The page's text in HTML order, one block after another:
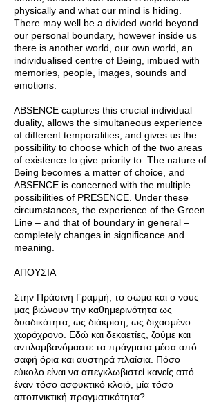
physically and what our mind is hiding.
There may well be a divided world beyond
our personal boundary, however inside us
there is another world, our own world, an
individualised centre of Being, imbued with
memories, people, images, sounds and
emotions.
ABSENCE captures this crucial individual
duality, allows the simultaneous experience
of different temporalities, and gives us the
possibility to choose which of the two areas
of existence to give priority to. The nature of
Being becomes a matter of choice, and
ABSENCE is concerned with the multiple
possibilities of PRESENCE. Under these
circumstances, the experience of the Green
Line – and that of boundary in general –
completely changes in significance and
meaning.
ΑΠΟΥΣΙΑ
Στην Πράσινη Γραμμή, το σώμα και ο νους
μας βιώνουν την καθημερινότητα ως
δυαδικότητα, ως διάκριση, ως διχασμένο
χωρόχρονο. Εδώ και δεκαετίες, ζούμε και
αντιλαμβανόμαστε τα πράγματα μέσα από
σαφή όρια και αυστηρά πλαίσια. Πόσο
εύκολο είναι να απεγκλωβιστεί κανείς από
έναν τόσο ασφυκτικό κλοιό, μία τόσο
αποπνικτική πραγματικότητα?